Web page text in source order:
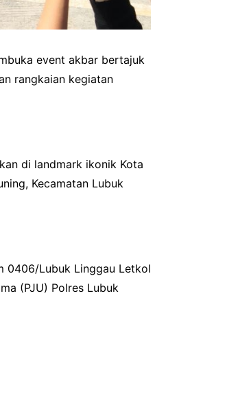
event akbar bertajuk
rangkaian kegiatan
di landmark ikonik Kota
Kecamatan Lubuk
0406/Lubuk Linggau Letkol
(PJU) Polres Lubuk